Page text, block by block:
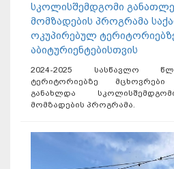
სკოლისშემდგომი
მომზადების პროგრამა
ოკუპირებულ
აბიტურიენტებისთვის
2024-2025 სასწავლო
ტერიტორიებზე მცხოვრები
განახლდა
მომზადების პროგრამა.